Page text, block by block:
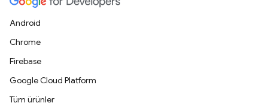
Android
Chrome
Firebase
Google Cloud Platform
Tüm ürünler